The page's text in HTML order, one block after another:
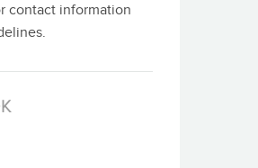
contact information